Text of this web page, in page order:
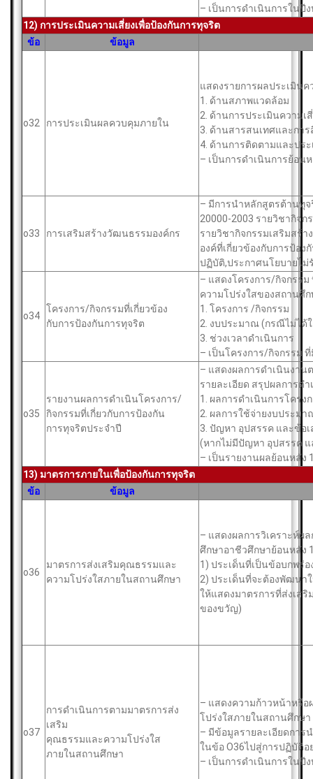
– เป็นการดำเนินการใน
12) การประเมินความเสี่ยงเพื่อป้องกันการทุจริต
ข้อ
ข้อมูล
o32 การประเมินผลควบคุมภายใน
แสดงรายการผลประเมิน
1. ด้านสภาพแวดล้อม
2. ด้านการประเมินความเ
3. ด้านสารสนเทศและการ
4. ด้านการติดตามและปร
– เป็นการดําเนินการย้อน
o33 การเสริมสร้างวัฒนธรรมองค์กร
– มีการนําหลักสูตรต้านทุจ
20000-2003 รายวิชากิจ
รายวิชากิจกรรมเสริมสร้
องค์ที่เกี่ยวข้องกับการป้อ
ปฏิบัติ,ประกาศนโยบายไ
o34
โครงการ/กิจกรรมที่เกี่ยวข้อง
กับการป้องกันการทุจริต
– แสดงโครงการ/กิจกรร
ความโปร่งใสของสถานศึ
1. โครงการ /กิจกรรม
2. งบประมาณ (กรณีไม่ได้
3. ช่วงเวลาดําเนินการ
– เป็นโครงการ/กิจกรรม
o35
รายงานผลการดําเนินโครงการ/
กิจกรรมที่เกี่ยวกับการป้องกัน
การทุจริตประจําปี
– แสดงผลการดําเนินงาน
รายละเอียด สรุปผลการดํ
1. ผลการดําเนินการโครง
2. ผลการใช้จ่ายงบประมา
3. ปัญหา อุปสรรค และข้อ
(หากไม่มีปัญหา อุปสรรค แ
– เป็นรายงานผลย้อนหลัง
13) มาตรการภายในเพื่อป้องกันการทุจริต
ข้อ
ข้อมูล
o36
มาตรการส่งเสริมคุณธรรมและ
ความโปร่งใสภายในสถานศึกษา
– แสดงผลการวิเคราะห์ผ
ศึกษาอาชีวศึกษาย้อนหลัง
1) ประเด็นที่เป็นข้อบกพร่
2) ประเด็นที่จะต้องพัฒนา
ให้แสดงมาตรการที่ส่งเส
ของขวัญ)
o37
การดำเนินการตามมาตรการส่ง
เสริม
คุณธรรมและความโปร่งใส
ภายในสถานศึกษา
– แสดงความก้าวหน้าหรือ
โปร่งใสภายในสถานศึกษา
– มีข้อมูลรายละเอียดการ
ในข้อ O36ไปสู่การปฏิบัติอ
– เป็นการดำเนินการใน